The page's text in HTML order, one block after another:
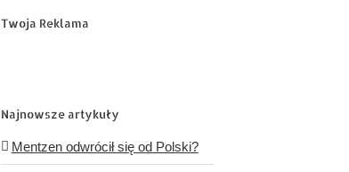
Twoja Reklama
Najnowsze artykuły
Mentzen odwrócił się od Polski?